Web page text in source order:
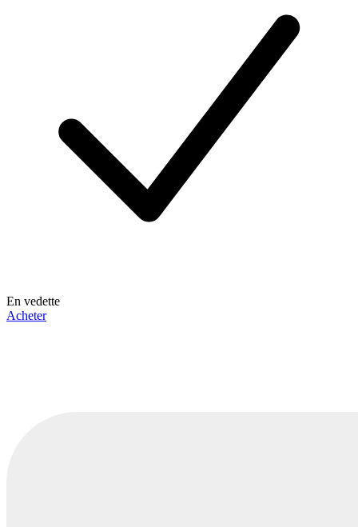
En vedette
Acheter